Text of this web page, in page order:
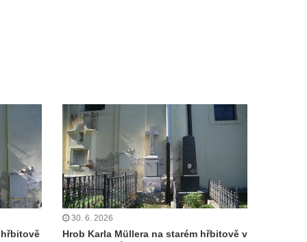
30. 6. 2026
Hrob Karla Müllera na starém hřbitově v